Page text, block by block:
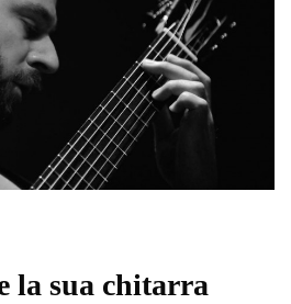
la sua chitarra